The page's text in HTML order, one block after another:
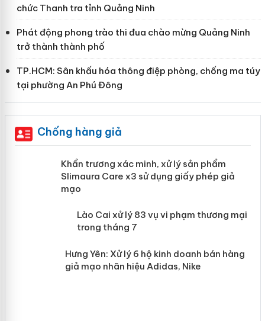
chức Thanh tra tỉnh Quảng Ninh
Phát động phong trào thi đua chào mừng Quảng Ninh
trở thành thành phố
TP.HCM: Sân khấu hóa thông điệp phòng, chống ma túy
tại phường An Phú Đông
Chống hàng giả
Khẩn trương xác minh, xử lý sản phẩm
Slimaura Care x3 sử dụng giấy phép
mại trong tháng 7